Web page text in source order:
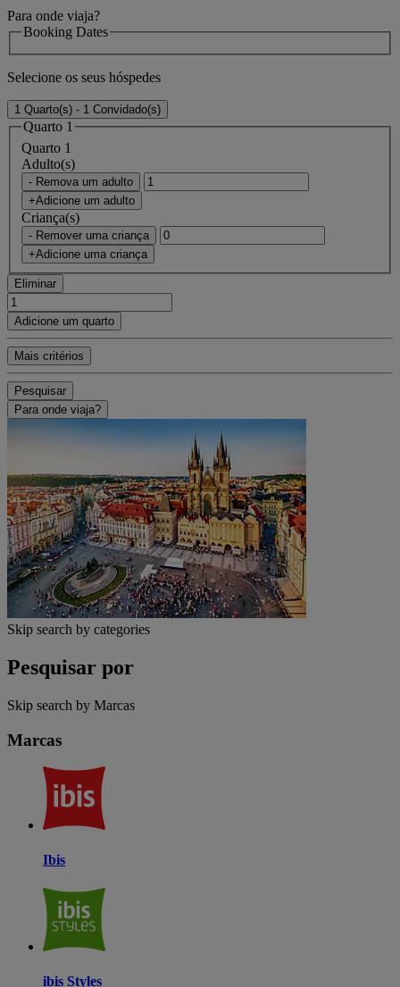
Para onde viaja?
Booking Dates
Selecione os seus hóspedes
1 Quarto(s) - 1 Convidado(s)
Quarto 1
Quarto 1
Adulto(s)
- Remova um adulto
+Adicione um adulto
Criança(s)
- Remover uma criança
+Adicione uma criança
Eliminar
Adicione um quarto
Mais critérios
Pesquisar
Para onde viaja?
Skip search by categories
Pesquisar por
Skip search by Marcas
Marcas
Ibis
ibis Styles